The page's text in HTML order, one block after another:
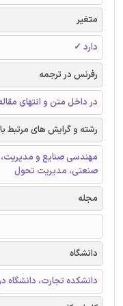
متغیر
دارد ✓
رفرنس در ترجمه
در داخل متن و انتهای
رشته و گرایش های مرتبط
مهندسی صنایع و
صنعتی، مدیریت تحول
مجله
دانشگاه
دانشکده تجارت، دانشگاه